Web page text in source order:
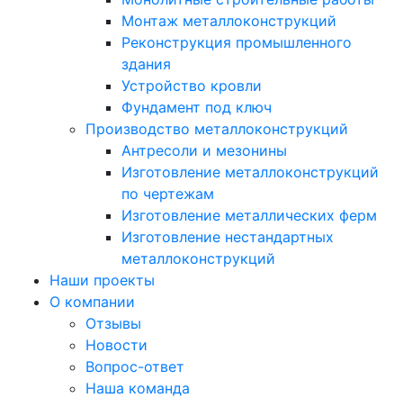
Монтаж металлоконструкций
Реконструкция промышленного
здания
Устройство кровли
Фундамент под ключ
Производство металлоконструкций
Антресоли и мезонины
Изготовление металлоконструкций
по чертежам
Изготовление металлических ферм
Изготовление нестандартных
металлоконструкций
Наши проекты
О компании
Отзывы
Новости
Вопрос-ответ
Наша команда